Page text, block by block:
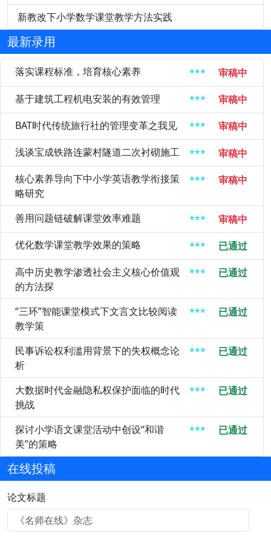
新教改下小学数学课堂教学方法实践
最新录用
落实课程标准，培育核心素养 ***
审稿中
基于建筑工程机电安装的有效管理
***
审稿中
BAT时代传统旅行社的管理变革之我见
***
审稿中
浅谈宝成铁路连蒙村隧道二次衬砌施工
***
审稿中
核心素养导向下中小学英语教学衔接策
略研究
*** 审稿中
善用问题链破解课堂效率难题 ***
审稿中
优化数学课堂教学效果的策略
***
已通过
高中历史教学渗透社会主义核心价值观
的方法探
*** 已通过
“三环”智能课堂模式下文言文比较阅读
教学策
*** 已通过
民事诉讼权利滥用背景下的失权概念论
析
*** 已通过
大数据时代金融隐私权保护面临的时代
挑战
*** 已通过
探讨小学语文课堂活动中创设“和谐
美”的策略
*** 已通过
在线投稿
论文标题